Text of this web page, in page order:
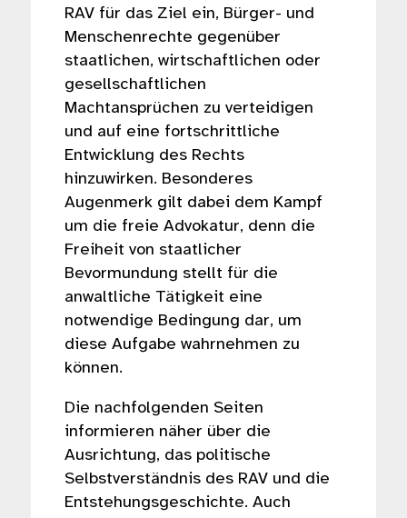
RAV für das Ziel ein, Bürger- und
Menschenrechte gegenüber
staatlichen, wirtschaftlichen oder
gesellschaftlichen
Machtansprüchen zu verteidigen
und auf eine fortschrittliche
Entwicklung des Rechts
hinzuwirken. Besonderes
Augenmerk gilt dabei dem Kampf
um die freie Advokatur, denn die
Freiheit von staatlicher
Bevormundung stellt für die
anwaltliche Tätigkeit eine
notwendige Bedingung dar, um
diese Aufgabe wahrnehmen zu
können.
Die nachfolgenden Seiten
informieren näher über die
Ausrichtung, das politische
Selbstverständnis des RAV und die
Entstehungsgeschichte. Auch